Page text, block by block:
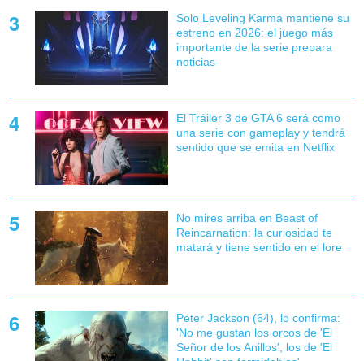
Solo Leveling Karma mantiene su
estreno en 2026: el juego más
importante de la serie prepara
noticias
El Tráiler 3 de GTA 6 será como
una serie con gameplay y tendrá
sentido que se emita en Netflix
No mires arriba en Beast of
Reincarnation: la curiosidad te
matará y tiene sentido en el lore
Peter Jackson (64), lo confirma:
'No me gustan los orcos de 'El
Señor de los Anillos', los de 'El